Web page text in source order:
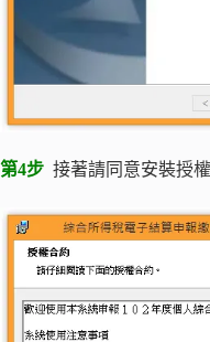
第4步 接著請同意安裝授